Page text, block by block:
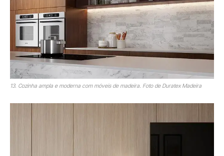
13. Cozinha ampla e moderna com móveis de madeira. Foto de Duratex Madeira